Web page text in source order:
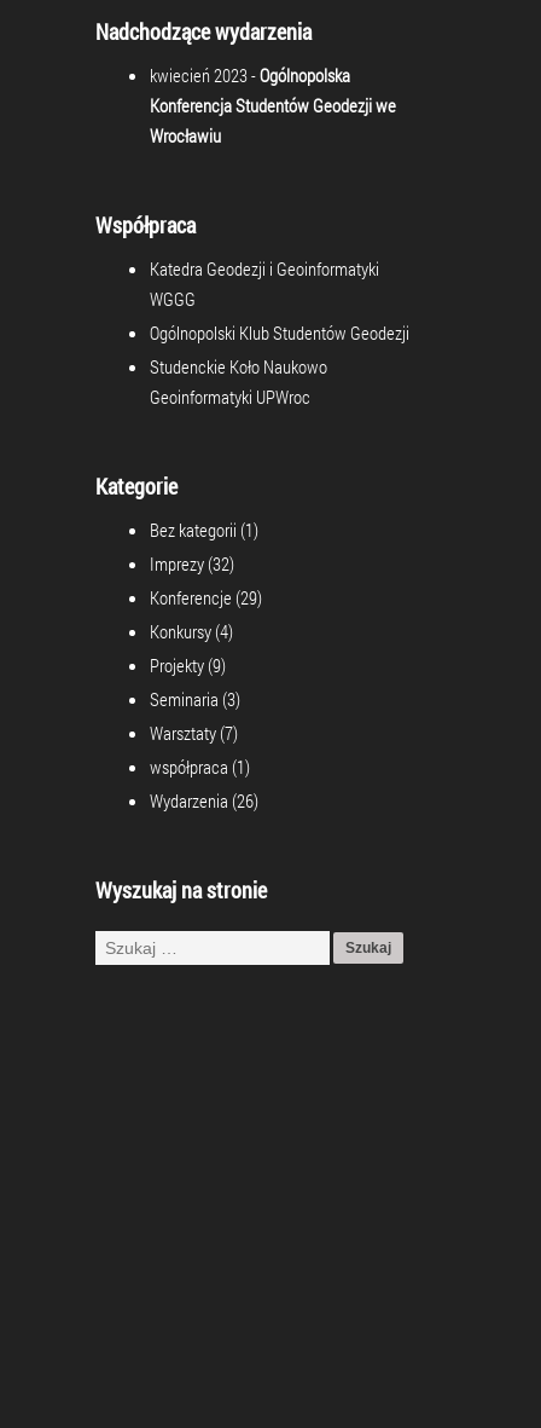
Nadchodzące wydarzenia
kwiecień 2023 -Ogólnopolska
Konferencja Studentów Geodezji we
Wrocławiu
Współpraca
Katedra Geodezji i Geoinformatyki
WGGG
Ogólnopolski Klub Studentów Geodezji
Studenckie Koło Naukowo
Geoinformatyki UPWroc
Kategorie
Bez kategorii (1)
Imprezy (32)
Konferencje (29)
Konkursy (4)
Projekty (9)
Seminaria (3)
Warsztaty (7)
współpraca (1)
Wydarzenia (26)
Wyszukaj na stronie